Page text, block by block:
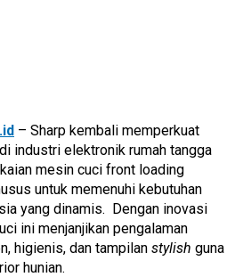
– Sharp kembali memperkuat
industri elektronik rumah tangga
mesin cuci front loading
untuk memenuhi kebutuhan
yang dinamis. Dengan inovasi
ini menjanjikan pengalaman
higienis, dan tampilan stylish guna
hunian.